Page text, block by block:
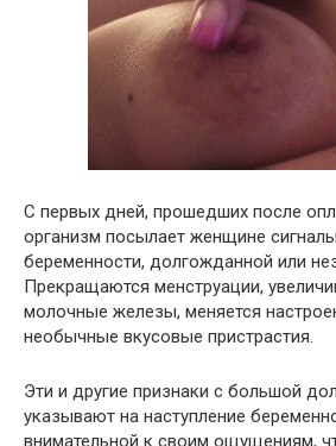
С первых дней, прошедших после
организм посылает женщине
беременности, долгожданной или
Прекращаются менструации,
молочные железы, меняется
необычные вкусовые пристрастия.
Эти и другие признаки с большой
указывают на наступление
внимательной к своим ощущениям,